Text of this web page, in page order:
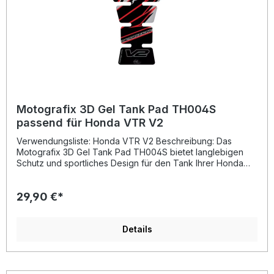
Motografix 3D Gel Tank Pad TH004S
passend für Honda VTR V2
Verwendungsliste: Honda VTR V2 Beschreibung: Das
Motografix 3D Gel Tank Pad TH004S bietet langlebigen
Schutz und sportliches Design für den Tank Ihrer Honda
Bedingungen in Kalifornien getestet wurde und
den Tank zuverlässig vor Kratzern, Schmutz und
verursachen. Das Tank Pad überzeugt durch perfekte
29,90 €*
Details